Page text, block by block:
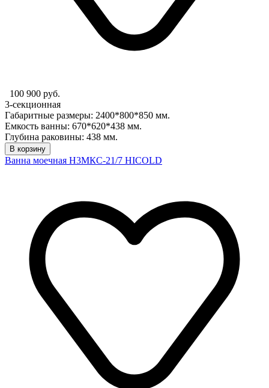
100 900 руб.
3-секционная
Габаритные размеры: 2400*800*850 мм.
Емкость ванны: 670*620*438 мм.
Глубина раковины: 438 мм.
В корзину
Ванна моечная Н3МКС-21/7 HICOLD